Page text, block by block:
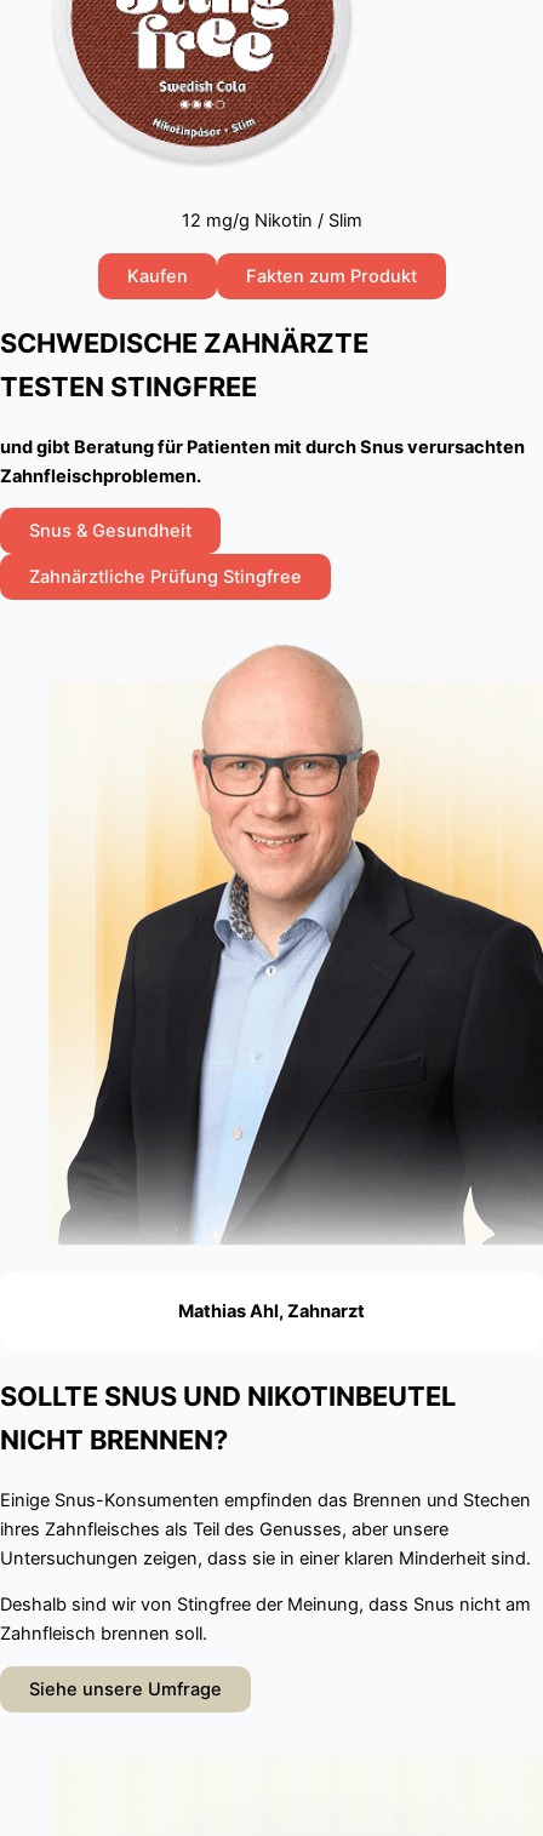
12 mg/g Nikotin / Slim
Kaufen Fakten zum Produkt
SCHWEDISCHE ZAHNÄRZTE
TESTEN STINGFREE
und gibt Beratung für Patienten mit durch Snus verursachten
Zahnfleischproblemen.
Snus & Gesundheit
Zahnärztliche Prüfung Stingfree
Mathias Ahl, Zahnarzt
SOLLTE SNUS UND NIKOTINBEUTEL
NICHT BRENNEN?
Einige Snus-Konsumenten empfinden das Brennen und Stechen
ihres Zahnfleisches als Teil des Genusses, aber unsere
Untersuchungen zeigen, dass sie in einer klaren Minderheit sind.
Deshalb sind wir von Stingfree der Meinung, dass Snus nicht am
Zahnfleisch brennen soll.
Siehe unsere Umfrage